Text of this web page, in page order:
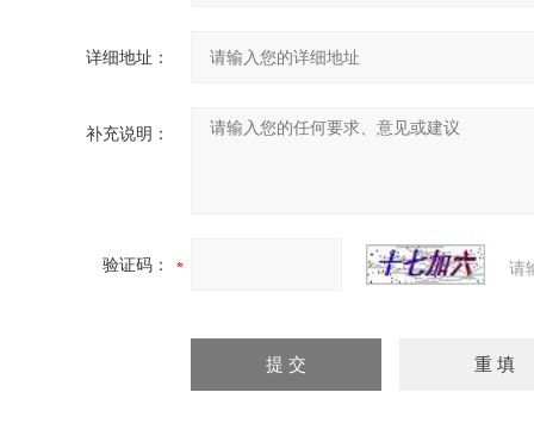
详细地址：
补充说明：
验证码： 请